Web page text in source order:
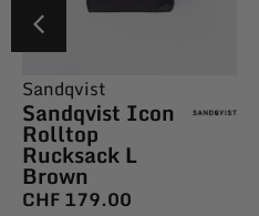
Sandqvist
Sandqvist Icon
Rolltop
Rucksack L
Brown
CHF179.00